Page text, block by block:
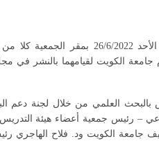
كرمت جمعية أعضاء هيئة التدريس في جامعة الكويت
بالبحث العلمي من خلال لجنة دعم
– رئيس جمعية أعضاء هيئة التدريس
جامعة الكويت ود. فلاح الهاجري